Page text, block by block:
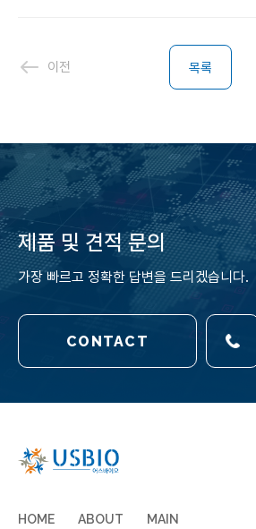
이전 목록
제품 및 견적 문의
가장 빠르고 정확한 답변을 드리겠습니다.
CONTACT
HOME ABOUT
MAIN